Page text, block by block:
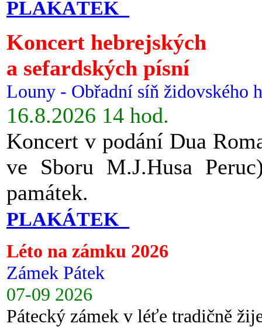
PLAKÁTEK
Koncert hebrejských
a sefardských písní
Louny - Obřadní síň židovského
16.8.2026 14 hod.
Koncert v podání Dua
ve Sboru M.J.Husa
památek.
PLAKÁTEK
Léto na zámku 2026
Zámek Pátek
07-09 2026
Pátecký zámek v léťe tradičně